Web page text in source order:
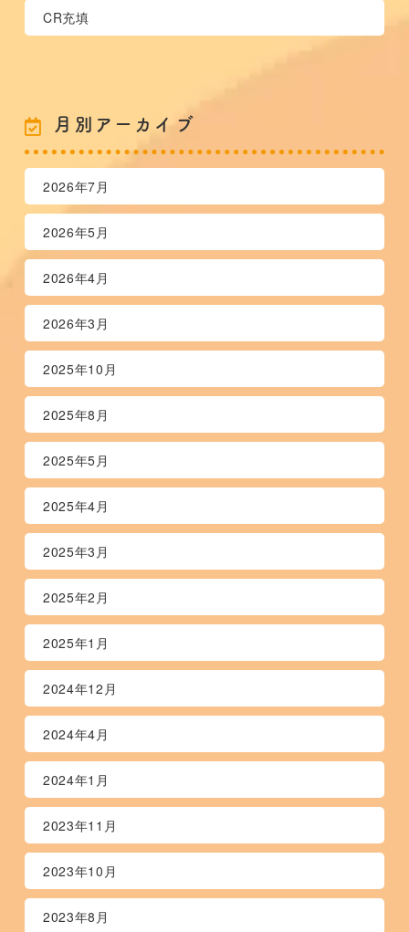
CR充填
月別アーカイブ
2026年7月
2026年5月
2026年4月
2026年3月
2025年10月
2025年8月
2025年5月
2025年4月
2025年3月
2025年2月
2025年1月
2024年12月
2024年4月
2024年1月
2023年11月
2023年10月
2023年8月